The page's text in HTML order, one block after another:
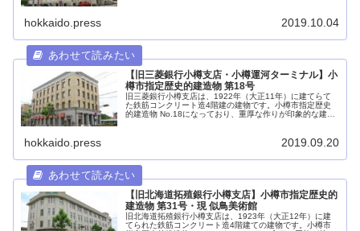
hokkaido.press 2019.10.04
【旧三菱銀行小樽支店・小樽運河ターミナル】小
樽市指定歴史的建造物 第18号
旧三菱銀行小樽支店は、1922年（大正11年）に建てらて
た鉄筋コンクリート造4階建の建物です。小樽市指定歴史
的建造物 No.18になっており、重厚な作りが印象的な建物
hokkaido.press 2019.09.20
【旧北海道拓殖銀行小樽支店】小樽市指定歴史的
建造物 第31号・現 似鳥美術館
旧北海道拓殖銀行小樽支店は、1923年（大正12年）に建
てられた鉄筋コンクリート造4階建ての建物です。小樽市